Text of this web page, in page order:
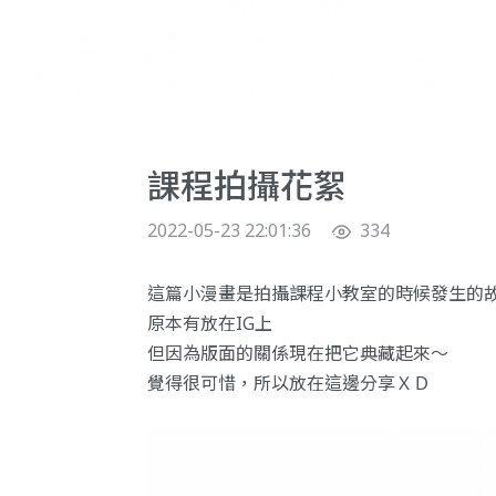
課程拍攝花絮
2022-05-23 22:01:36 334
這篇小漫畫是拍攝課程小教室的時候發生的
原本有放在IG上
但因為版面的關係現在把它典藏起來～
覺得很可惜，所以放在這邊分享ＸＤ